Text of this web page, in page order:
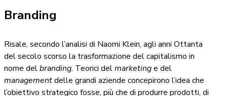
Branding
Risale, secondo l’analisi di Naomi Klein, agli anni Ottanta
del secolo scorso la trasformazione del capitalismo in
nome delbranding. Teorici delmarketinge del
managementdelle grandi aziende concepirono l’idea che
l’obiettivo strategico fosse, più che di produrre prodotti, di